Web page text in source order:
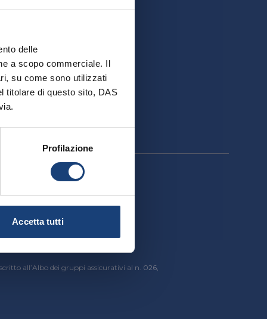
delle
a scopo commerciale. Il
su come sono utilizzati
titolare di questo sito, DAS
Profilazione
Accetta tutti
all’Albo dei gruppi assicurativi al n. 026,